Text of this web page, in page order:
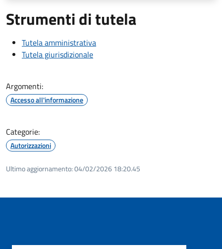
Strumenti di tutela
Tutela amministrativa
Tutela giurisdizionale
Argomenti:
Accesso all'informazione
Categorie:
Autorizzazioni
Ultimo aggiornamento:04/02/2026 18:20.45